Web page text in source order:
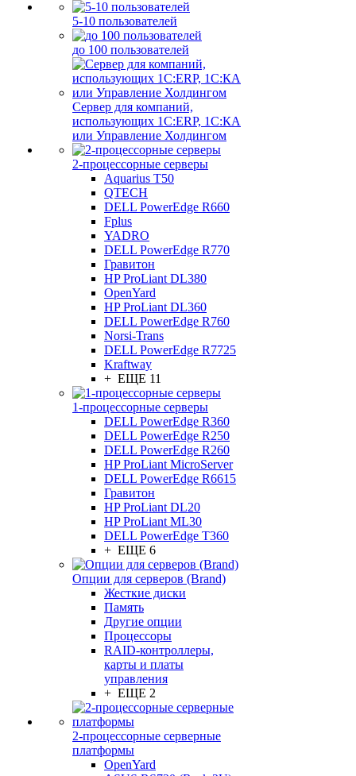
5-10 пользователей
до 100 пользователей
Сервер для компаний,
использующих 1C:ERP, 1С:КА
или Управление Холдингом
2-процессорные серверы
Aquarius T50
QTECH
DELL PowerEdge R660
Fplus
YADRO
DELL PowerEdge R770
Гравитон
HP ProLiant DL380
OpenYard
HP ProLiant DL360
DELL PowerEdge R760
Norsi-Trans
DELL PowerEdge R7725
Kraftway
+ ЕЩЕ 11
1-процессорные серверы
DELL PowerEdge R360
DELL PowerEdge R250
DELL PowerEdge R260
HP ProLiant MicroServer
DELL PowerEdge R6615
Гравитон
HP ProLiant DL20
HP ProLiant ML30
DELL PowerEdge T360
+ ЕЩЕ 6
Опции для серверов (Brand)
Жесткие диски
Память
Другие опции
Процессоры
RAID-контроллеры,
карты и платы
управления
+ ЕЩЕ 2
2-процессорные серверные
платформы
OpenYard